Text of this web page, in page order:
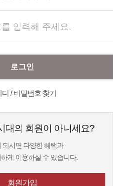
로그인
디 / 비밀번호 찾기
대의 회원이 아니세요?
되시면 다양한 혜택과
게 이용하실 수 있습니다.
회원가입